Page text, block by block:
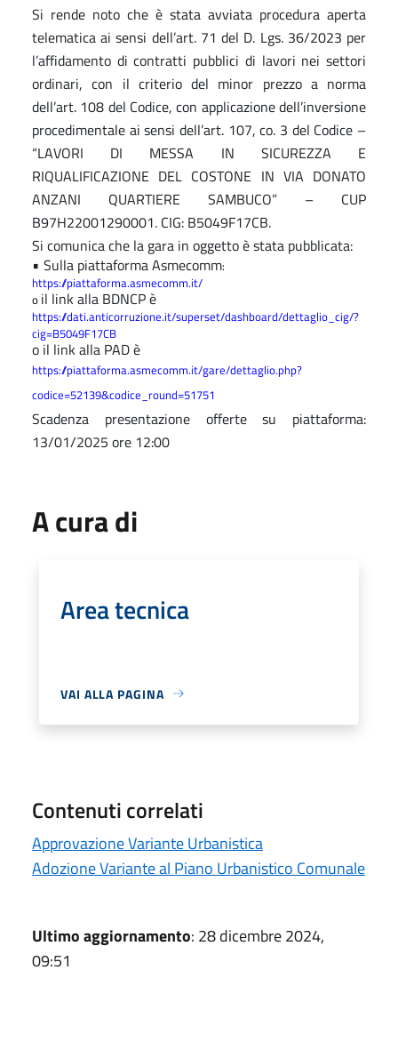
Si rende noto che è stata avviata procedura aperta
telematica ai sensi dell’art. 71 del D. Lgs. 36/2023 per
l’affidamento di contratti pubblici di lavori nei settori
ordinari, con il criterio del minor prezzo a norma
dell’art. 108 del Codice, con applicazione dell’inversione
procedimentale ai sensi dell’art. 107, co. 3 del Codice –
“LAVORI DI MESSA IN SICUREZZA E
RIQUALIFICAZIONE DEL COSTONE IN VIA DONATO
ANZANI QUARTIERE SAMBUCO” – CUP
B97H22001290001. CIG: B5049F17CB.
Si comunica che la gara in oggetto è stata pubblicata:
• Sulla piattaforma Asmecomm:
https://piattaforma.asmecomm.it/
o il link alla BDNCP è
https://dati.anticorruzione.it/superset/dashboard/dettaglio_cig/?
cig=B5049F17CB
o il link alla PAD è
https://piattaforma.asmecomm.it/gare/dettaglio.php?
codice=52139&codice_round=51751
Scadenza presentazione offerte su piattaforma:
13/01/2025 ore 12:00
A cura di
Area tecnica
VAI ALLA PAGINA
Contenuti correlati
Approvazione Variante Urbanistica
Adozione Variante al Piano Urbanistico Comunale
Ultimo aggiornamento: 28 dicembre 2024,
09:51